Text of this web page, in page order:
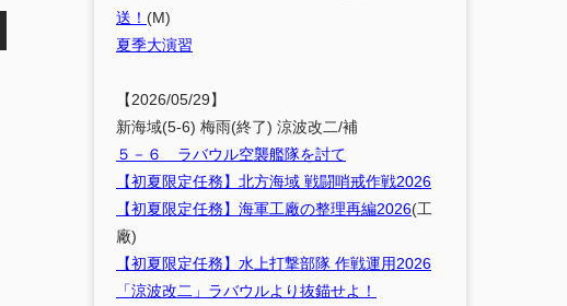
送！ (M)
夏季大演習
【2026/05/29】
新海域(5-6) 梅雨(終了) 涼波改二/補
５－６ ラバウル空襲艦隊を討て
【初夏限定任務】北方海域 戦闘哨戒作戦2026
【初夏限定任務】海軍工廠の整理再編2026(工
廠)
【初夏限定任務】水上打撃部隊 作戦運用2026
「涼波改二」ラバウルより抜錨せよ！